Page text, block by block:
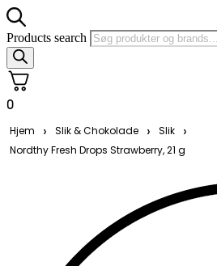
Products search
0
Hjem › Slik & Chokolade › Slik ›
Nordthy Fresh Drops Strawberry, 21 g